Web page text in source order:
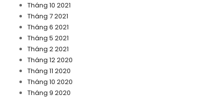
Tháng 10 2021
Tháng 7 2021
Tháng 6 2021
Tháng 5 2021
Tháng 2 2021
Tháng 12 2020
Tháng 11 2020
Tháng 10 2020
Tháng 9 2020